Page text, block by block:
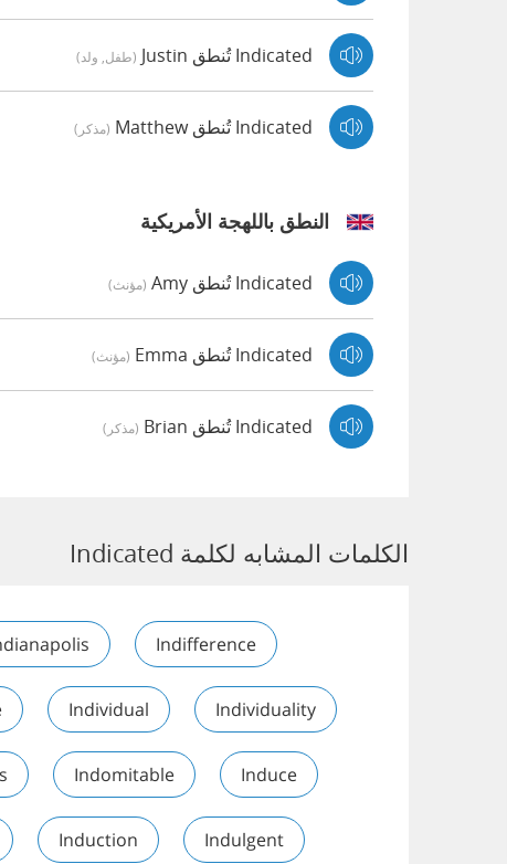
Indicated تُنطق Justin (طفل, ولد)
Indicated تُنطق Matthew (مذكر)
النطق باللهجة الأمريكية
Indicated تُنطق Amy (مؤنث)
Indicated تُنطق Emma (مؤنث)
Indicated تُنطق Brian (مذكر)
الكلمات المشابه لكلمة Indicated
Indifference
Individual Individuality
Indomitable Induce
Induction Indulgent